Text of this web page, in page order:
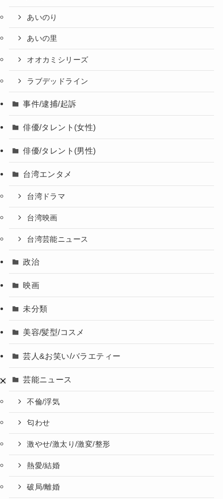
あいのり
あいの里
オオカミシリーズ
ラブデッドライン
事件/逮捕/起訴
俳優/タレント(女性)
俳優/タレント(男性)
台湾エンタメ
台湾ドラマ
台湾映画
台湾芸能ニュース
政治
映画
未分類
美容/髪型/コスメ
芸人&お笑い/バラエティー
芸能ニュース
不倫/浮気
匂わせ
激やせ/激太り/激変/整形
熱愛/結婚
破局/離婚